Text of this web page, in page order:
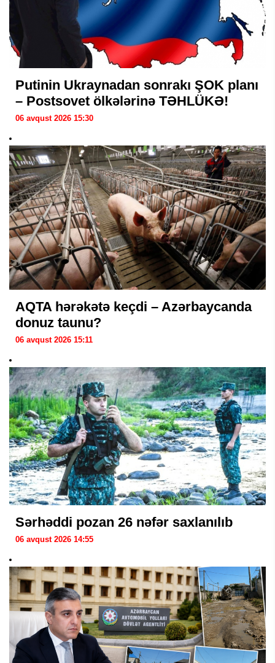
Putinin Ukraynadan sonrakı ŞOK planı
– Postsovet ölkələrinə TƏHLÜKƏ!
06 avqust 2026 15:30
AQTA hərəkətə keçdi – Azərbaycanda
donuz taunu?
06 avqust 2026 15:11
Sərhəddi pozan 26 nəfər saxlanılıb
06 avqust 2026 14:55